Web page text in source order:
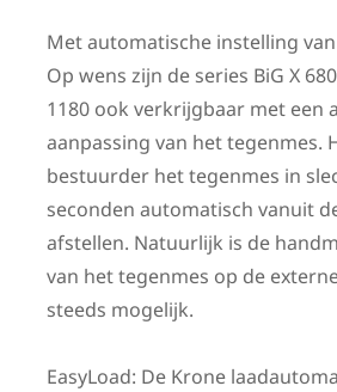
Met automatische instelling
Op wens zijn de series BiG X
1180 ook verkrijgbaar met een
aanpassing van het tegenmes.
bestuurder het tegenmes in
seconden automatisch vanuit
afstellen. Natuurlijk is de
van het tegenmes op de
steeds mogelijk.
EasyLoad: De Krone